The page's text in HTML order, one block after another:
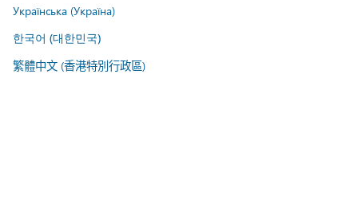
Українська (Україна)
한국어 (대한민국)
繁體中文 (香港特別行政區)